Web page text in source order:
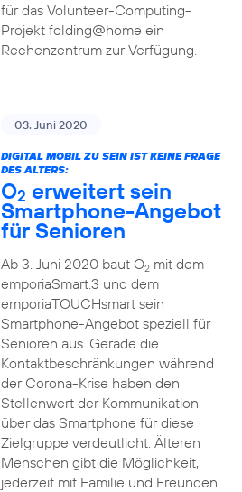
für das Volunteer-Computing-
Projekt folding@home ein
Rechenzentrum zur Verfügung.
03. Juni 2020
DIGITAL MOBIL ZU SEIN IST KEINE FRAGE
DES ALTERS:
O2 erweitert sein
Smartphone-Angebot
für Senioren
Ab 3. Juni 2020 baut O2mit dem
emporiaSmart.3 und dem
emporiaTOUCHsmart sein
Smartphone-Angebot speziell für
Senioren aus. Gerade die
Kontaktbeschränkungen während
der Corona-Krise haben den
Stellenwert der Kommunikation
über das Smartphone für diese
Zielgruppe verdeutlicht. Älteren
Menschen gibt die Möglichkeit,
jederzeit mit Familie und Freunden